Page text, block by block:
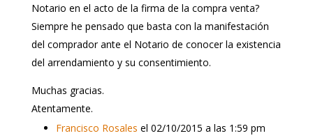
Notario en el acto de la firma de la compra venta?
Siempre he pensado que basta con la manifestación
del comprador ante el Notario de conocer la existencia
del arrendamiento y su consentimiento.
Muchas gracias.
Atentamente.
Francisco Rosales el 02/10/2015 a las 1:59 pm